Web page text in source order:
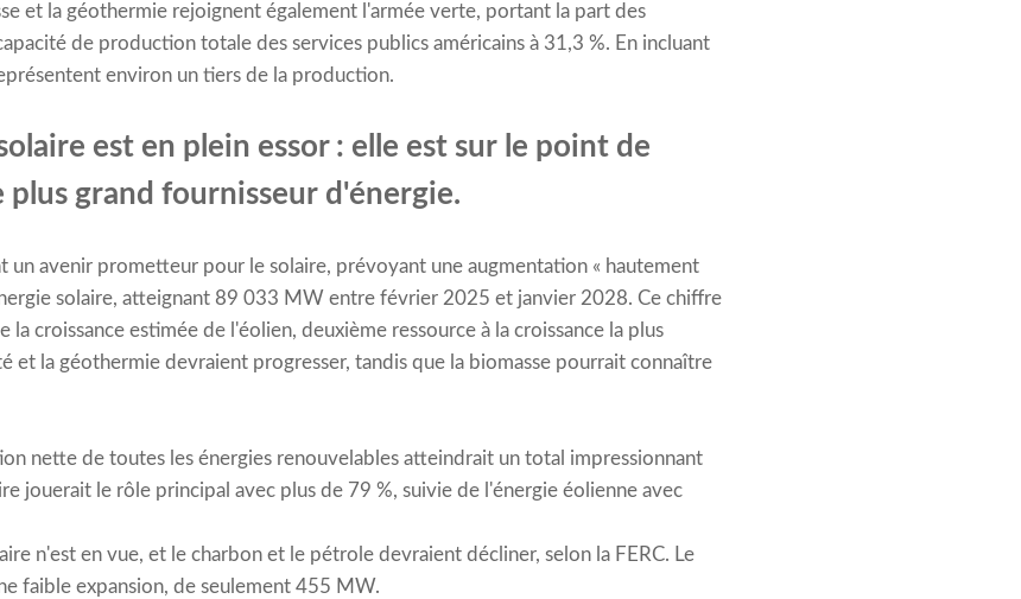
et la géothermie rejoignent également l'armée verte, portant la part des
de production totale des services publics américains à 31,3 %. En incluant
environ un tiers de la production.
est en plein essor : elle est sur le point de
grand fournisseur d'énergie.
un avenir prometteur pour le solaire, prévoyant une augmentation « hautement
solaire, atteignant 89 033 MW entre février 2025 et janvier 2028. Ce chiffre
croissance estimée de l'éolien, deuxième ressource à la croissance la plus
et la géothermie devraient progresser, tandis que la biomasse pourrait connaître
nette de toutes les énergies renouvelables atteindrait un total impressionnant
jouerait le rôle principal avec plus de 79 %, suivie de l'énergie éolienne avec
n'est en vue, et le charbon et le pétrole devraient décliner, selon la FERC. Le
faible expansion, de seulement 455 MW.